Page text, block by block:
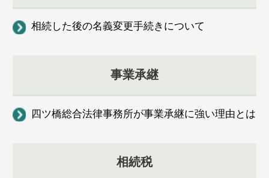
相続した後の名義変更手続きについて
事業承継
四ツ橋総合法律事務所が事業承継に強い理由とは
相続税